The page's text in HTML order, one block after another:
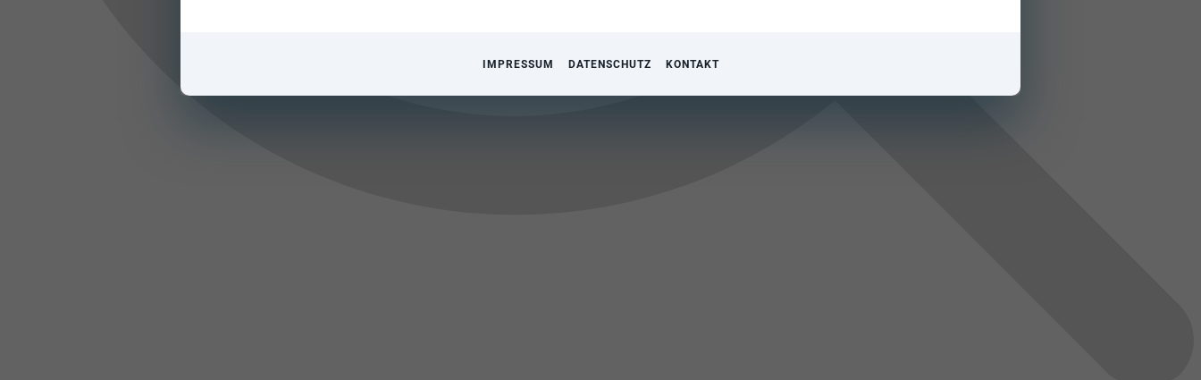
IMPRESSUM DATENSCHUTZ KONTAKT